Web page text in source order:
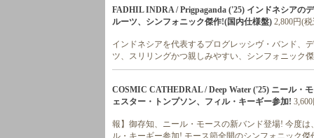
FADHIL INDRA / Prigpaganda ('25) インドネシアの
ルーツ、シンフォニック傑作!(国内仕様盤) 2,800円(
インドネシアを代表するプログレッシヴ・バンド、
ツ、スリリングかつ親しみやすい、シンフォニック
COSMIC CATHEDRAL / Deep Water ('25) ニール・
ェスター・トンプソン、フィル・キーギー参加!
報】御存知、ニール・モースの新バンド登場! 今度
ル・キーギー参加! モース節全開のシンフォニック傑